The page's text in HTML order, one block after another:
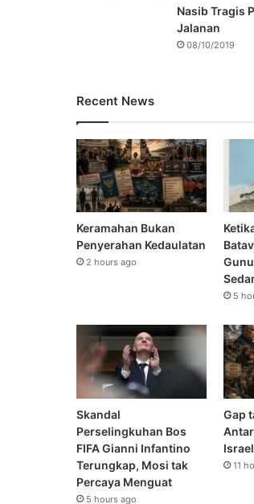
Nasib Tragis
Jalanan
08/10/2019
Recent News
Keramahan Bukan
Penyerahan Kedaulatan
2 hours ago
5
Skandal
Perselingkuhan Bos
FIFA Gianni Infantino
Terungkap, Mosi tak
Percaya Menguat
5 hours ago
Gap
Israel
11